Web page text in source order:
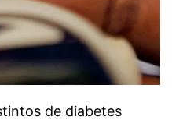
de diabetes